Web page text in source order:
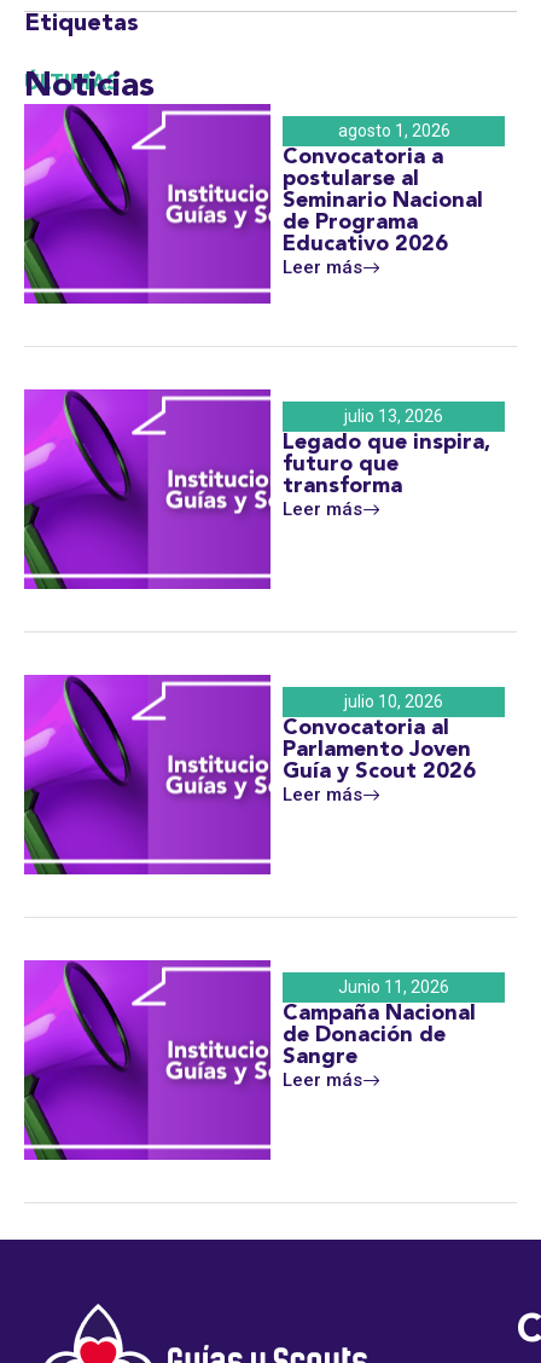
Etiquetas
ÚLTIMAS
Noticias
agosto 1, 2026
Convocatoria a
postularse al
Seminario Nacional
de Programa
Educativo 2026
Leer más
julio 13, 2026
Legado que inspira,
futuro que
transforma
Leer más
julio 10, 2026
Convocatoria al
Parlamento Joven
Guía y Scout 2026
Leer más
Junio 11, 2026
Campaña Nacional
de Donación de
Sangre
Leer más